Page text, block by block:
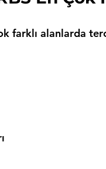
farklı alanlarda